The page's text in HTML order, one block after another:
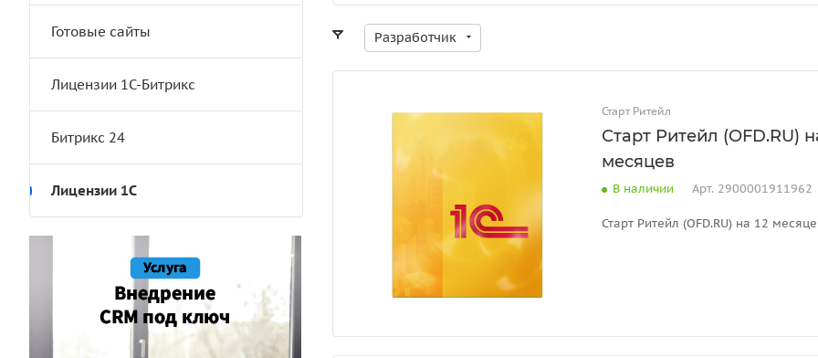
Разработчик
Старт Ритейл
Старт Ритейл (OFD.RU)
месяцев
В наличии Арт. 2900001911962
Старт Ритейл (OFD.RU) на 12
Готовые сайты
Лицензии 1С-Битрикс
Битрикс 24
Лицензии 1С